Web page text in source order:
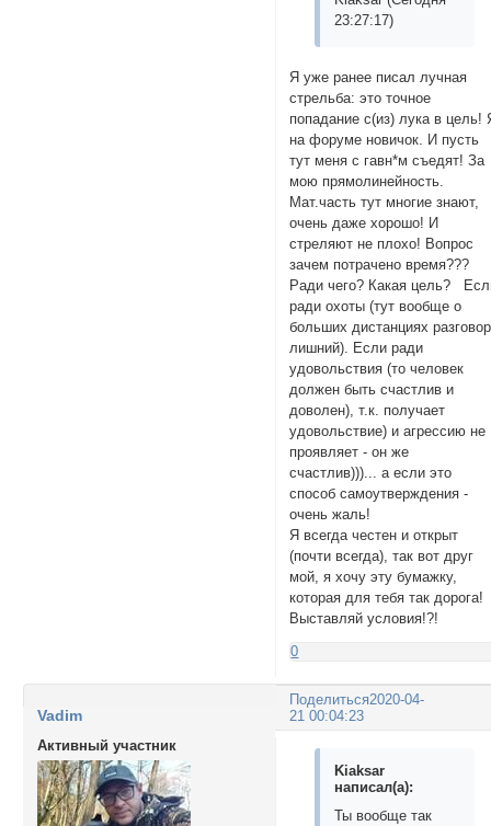
23:27:17)
Я уже ранее писал лучная
стрельба: это точное
попадание с(из) лука в цель!
на форуме новичок. И пусть
тут меня с гавн*м съедят! За
мою прямолинейность.
Мат.часть тут многие знают,
очень даже хорошо! И
стреляют не плохо! Вопрос
зачем потрачено время???
Ради чего? Какая цель?
ради охоты (тут вообще о
больших дистанциях разговор
лишний). Если ради
удовольствия (то человек
должен быть счастлив и
доволен), т.к. получает
удовольствие) и агрессию не
проявляет - он же
счастлив)))... а если это
способ самоутверждения -
очень жаль!
Я всегда честен и открыт
(почти всегда), так вот друг
мой, я хочу эту бумажку,
которая для тебя так дорога!
Выставляй условия!?!
0
Поделиться2020-04-
21 00:04:23
Vadim
Активный участник
Kiaksar
написал(а):
Ты вообще так